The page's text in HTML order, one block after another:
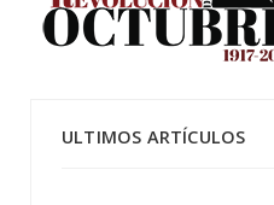
ULTIMOS ARTÍCULOS